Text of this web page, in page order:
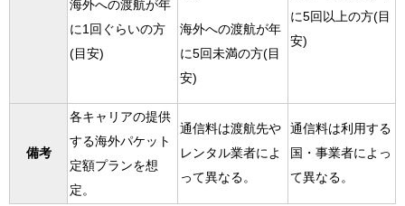
海外への渡航が年
に1回ぐらいの方
(目安)
海外への渡航が年
に5回未満の方(目
安)
に5回以上の方(目
安)
備考
各キャリアの提供
する海外パケット
定額プランを想
定。
通信料は渡航先や
レンタル業者によ
って異なる。
通信料は利用する
国・事業者によっ
て異なる。